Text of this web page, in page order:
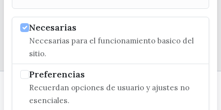
Necesarias
Necesarias para el funcionamiento basico del
sitio.
Preferencias
Recuerdan opciones de usuario y ajustes no
esenciales.